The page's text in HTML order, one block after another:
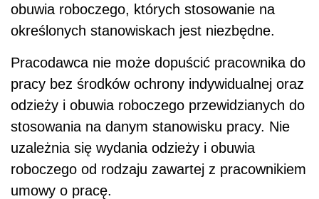
obuwia roboczego, których stosowanie na
określonych stanowiskach jest niezbędne.
Pracodawca nie może dopuścić pracownika do
pracy bez środków ochrony indywidualnej oraz
odzieży i obuwia roboczego przewidzianych do
stosowania na danym stanowisku pracy. Nie
uzależnia się wydania odzieży i obuwia
roboczego od rodzaju zawartej z pracownikiem
umowy o pracę.